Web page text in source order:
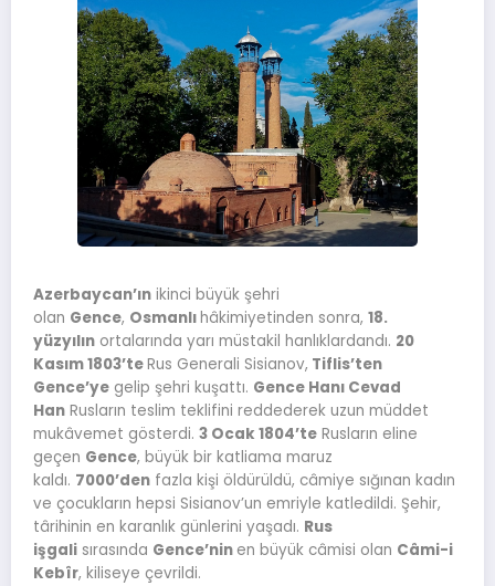
Azerbaycan’ın ikinci büyük şehri
olan Gence, Osmanlıhâkimiyetinden sonra, 18.
yüzyılın ortalarında yarı müstakil hanlıklardandı. 20
Kasım 1803’teRus Generali Sisianov, Tiflis’ten
Gence’ye gelip şehri kuşattı. Gence Hanı Cevad
Han Rusların teslim teklifini reddederek uzun müddet
mukâvemet gösterdi. 3 Ocak 1804’te Rusların eline
geçen Gence, büyük bir katliama maruz
kaldı. 7000’den fazla kişi öldürüldü, câmiye sığınan kadın
ve çocukların hepsi Sisianov’un emriyle katledildi. Şehir,
târihinin en karanlık günlerini yaşadı. Rus
işgali sırasında Gence’nin en büyük câmisi olan Câmi-i
Kebîr, kiliseye çevrildi.